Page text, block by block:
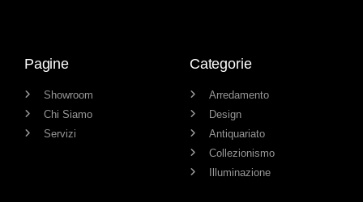
Pagine
Showroom
Chi Siamo
Servizi
Categorie
Arredamento
Design
Antiquariato
Collezionismo
Illuminazione